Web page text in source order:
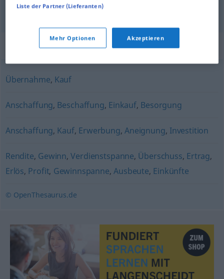
broodwinning Erwerb Broterwerb
Synonyme für "Erwerb"
Übernahme, Kauf
Anschaffung, Beschaffung, Einkauf, Besorgung
Anschaffung, Kauf, Erwerbung, Aneignung, Investition
Rendite, Gewinn,Verdienstspanne, Überschuss, Ertrag,
Erlös, Profit, Gewinnspanne,Ausbeute, Einkünfte
© OpenThesaurus.de
Liste der Partner (Lieferanten)
Mehr Optionen Akzeptieren